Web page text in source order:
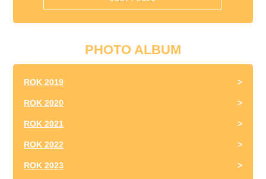
PHOTO ALBUM
ROK 2019
ROK 2020
ROK 2021
ROK 2022
ROK 2023